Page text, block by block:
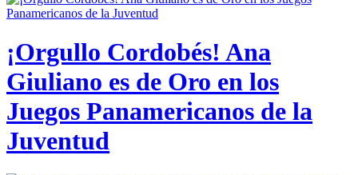
¡Orgullo Cordobés! Ana
Giuliano es de Oro en los
Juegos Panamericanos de la
Juventud